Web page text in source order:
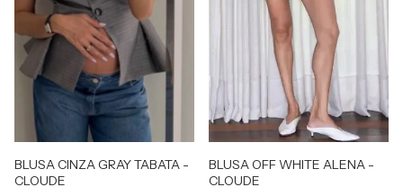
BLUSA CINZA GRAY TABATA -
CLOUDE
BLUSA OFF WHITE ALENA -
CLOUDE